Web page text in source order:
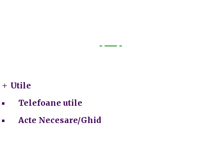
Utile
Telefoane utile
Acte Necesare/Ghid